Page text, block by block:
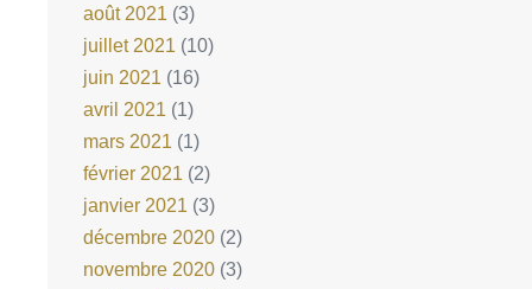
août 2021 (3)
juillet 2021 (10)
juin 2021 (16)
avril 2021 (1)
mars 2021 (1)
février 2021 (2)
janvier 2021 (3)
décembre 2020 (2)
novembre 2020 (3)